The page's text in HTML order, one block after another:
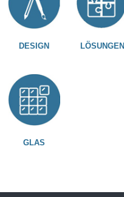
DESIGN LÖSUNGEN
GLAS